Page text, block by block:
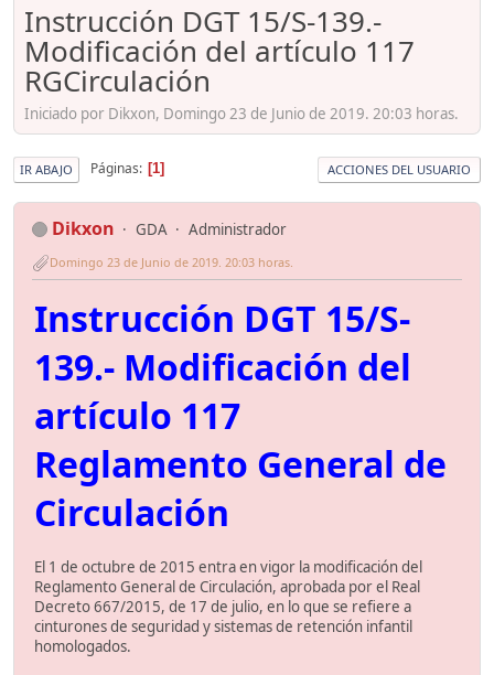
Instrucción DGT 15/S-139.-
Modificación del artículo 117
RGCirculación
Iniciado por Dikxon, Domingo 23 de Junio de 2019. 20:03 horas.
IR ABAJO Páginas 1 ACCIONES DEL USUARIO
Dikxon GDA Administrador
Domingo 23 de Junio de 2019. 20:03 horas.
Instrucción DGT 15/S-
139.- Modificación del
artículo 117
Reglamento General de
Circulación
El 1 de octubre de 2015 entra en vigor la modificación del
Reglamento General de Circulación, aprobada por el Real
Decreto 667/2015, de 17 de julio, en lo que se refiere a
cinturones de seguridad y sistemas de retención infantil
homologados.